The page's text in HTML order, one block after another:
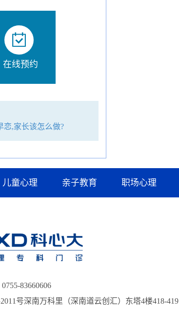
在线预约
恋,家长该怎么做?
儿童心理 亲子教育 职场心理
83660606
号深南万科里（深南道云创汇）东塔4楼418-419